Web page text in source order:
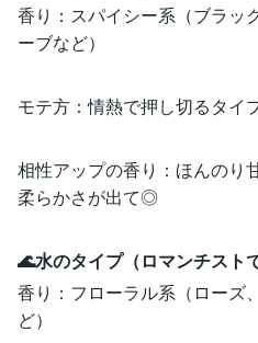
香り：スパイシー系（ブラッ
ーブなど）
モテ方：情熱で押し切るタイ
相性アップの香り：ほんのり
柔らかさが出て◎
🌊水のタイプ（ロマンチスト
香り：フローラル系（ローズ
ど）